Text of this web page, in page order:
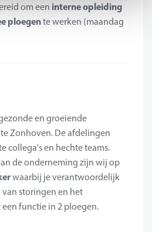
om een interne opleiding
ploegente werken (maandag
en groeiende
Zonhoven. De afdelingen
collega's en hechte teams.
de onderneming zijn wij op
waarbij je verantwoordelijk
storingen en het
functie in 2 ploegen.